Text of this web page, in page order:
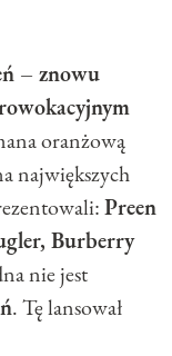
– znowu
oranżową
największych
Preen
Burberry
nie jest
. Tę lansował